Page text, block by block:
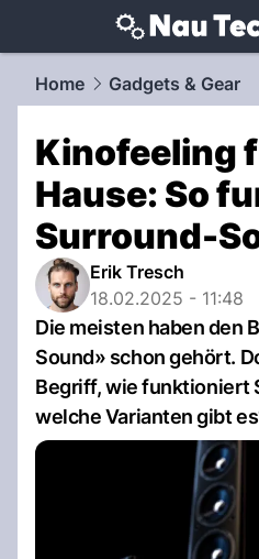
techtrends.NAU.ch
Home Gadgets & Gear
Kinofeeling
Hause: So
Surround-
Erik Tresch
18.02.2025 - 11:48
Die meisten haben den
Sound» schon gehört.
Begriff, wie funktioniert
welche Varianten gibt